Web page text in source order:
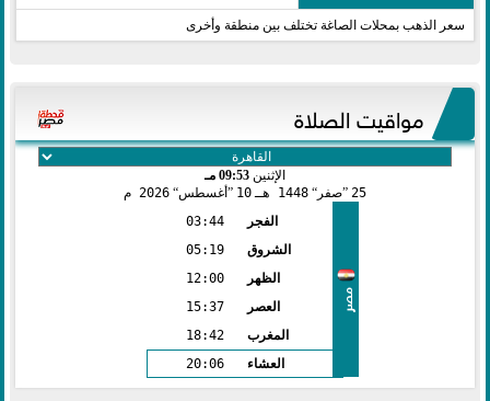
سعر الذهب بمحلات الصاغة تختلف بين منطقة وأخرى
مواقيت الصلاة
الإثنين 09:53 مـ
25 صفر 1448 هـ 10 أغسطس 2026 م
مصر
الفجر
03:44
الشروق
05:19
الظهر
12:00
العصر
15:37
المغرب
18:42
العشاء
20:06